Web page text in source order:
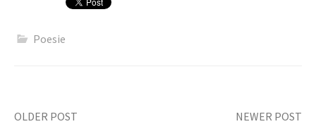
Poesie
OLDER POST NEWER POST